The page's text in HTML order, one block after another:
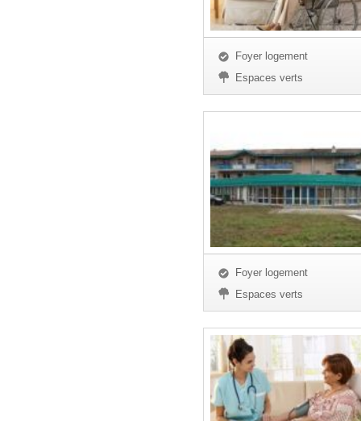
Foyer logement
Espaces verts
Foyer logement
Espaces verts